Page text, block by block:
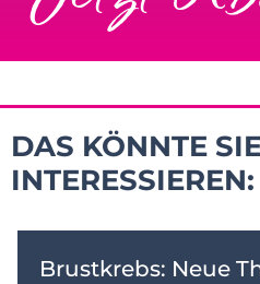
DAS KÖNNTE
INTERESSIEREN:
Brustkrebs: Neue